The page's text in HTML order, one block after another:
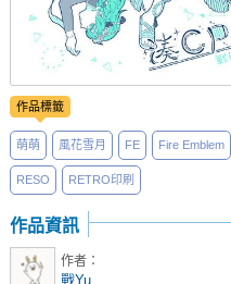
作品標籤
萌萌 風花雪月 FE Fire Emblem
RESO RETRO印刷
作品資訊
作者：
戰Yu